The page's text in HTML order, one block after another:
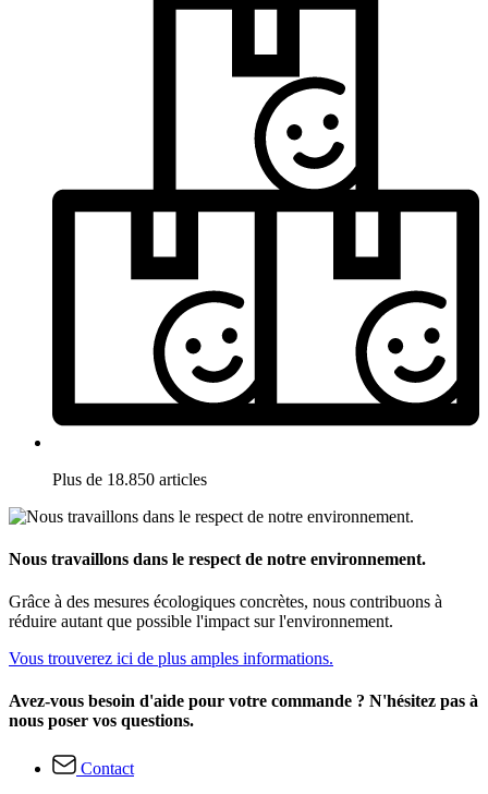
Plus de 18.850 articles
Nous travaillons dans le respect de notre environnement.
Grâce à des mesures écologiques concrètes, nous contribuons à
réduire autant que possible l'impact sur l'environnement.
Vous trouverez ici de plus amples informations.
Avez-vous besoin d'aide pour votre commande ? N'hésitez pas à
nous poser vos questions.
Contact